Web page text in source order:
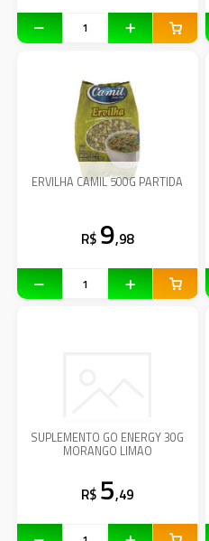
ERVILHA CAMIL 500G PARTIDA
R$ 9,98
SUPLEMENTO GO ENERGY 30G
MORANGO LIMAO
R$ 5,49